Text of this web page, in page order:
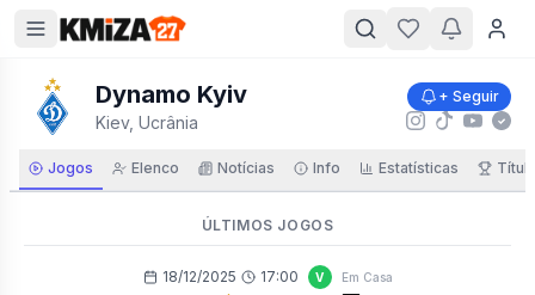
Dynamo Kyiv
Kiev, Ucrânia
+ Seguir
Jogos Elenco Notícias Info Estatísticas
ÚLTIMOS JOGOS
18/12/2025 17:00 V Em Casa